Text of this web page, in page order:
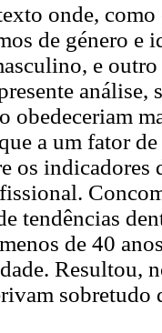
onde,
de género e
e
obedeceriam
a um fator
os indicadores
tendências
de 40
Resultou,
sobretudo